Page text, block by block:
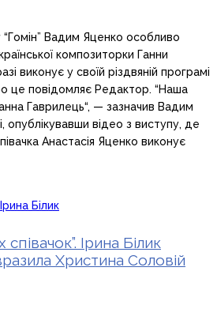
“Гомін” Вадим Яценко особливо
композиторки Ганни
виконує у своїй різдвяній програмі
це повідомляє Редактор. “Наша
Гаврилець“, — зазначив Вадим
опублікувавши відео з виступу, де
Анастасія Яценко виконує
Ірина Білик
Христина Соловій